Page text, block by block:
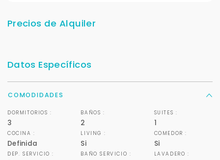
Precios de Alquiler
Datos Específicos
COMODIDADES
DORMITORIOS :
3
BAÑOS :
2
SUITES :
1
COCINA :
Definida
LIVING :
Si
COMEDOR :
Si
DEP. SERVICIO : BAÑO SERVICIO : LAVADERO :